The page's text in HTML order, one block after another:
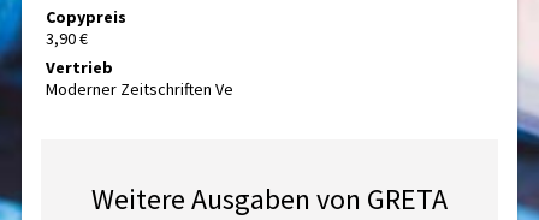
Copypreis
3,90 €
Vertrieb
Moderner Zeitschriften Ve
Weitere Ausgaben von GRETA